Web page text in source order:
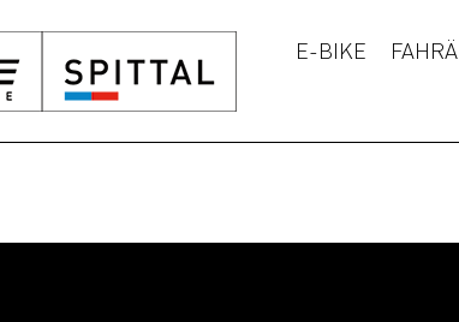
E-BIKE